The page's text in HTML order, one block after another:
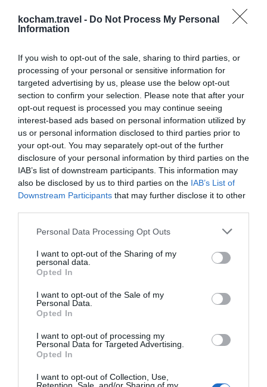
kocham.travel - Do Not Process My Personal
Information
If you wish to opt-out of the sale, sharing to third parties, or
processing of your personal or sensitive information for
targeted advertising by us, please use the below opt-out
section to confirm your selection. Please note that after your
opt-out request is processed you may continue seeing
interest-based ads based on personal information utilized by
us or personal information disclosed to third parties prior to
your opt-out. You may separately opt-out of the further
disclosure of your personal information by third parties on the
IAB’s list of downstream participants. This information may
also be disclosed by us to third parties on the IAB’s List of
Downstream Participants that may further disclose it to other
Personal Data Processing Opt Outs
I want to opt-out of the Sharing of my
personal data.
Opted In
I want to opt-out of the Sale of my
Personal Data.
Opted In
I want to opt-out of processing my
Personal Data for Targeted Advertising.
Opted In
I want to opt-out of Collection, Use,
spotkań i punktem obserwacyjnym. Wieczorami,
mieszkańców, jak i turystów. Stojąc na moście,
można poczuć puls miasta i podziwiać, jak historia
przeplata się tu z nowoczesnością.
Stocznia Tradycyjnych Łodzi
Dhow: Żywe Dziedzictwo Omanu
Muzeum pod gołym niebem
Stocznia dhow w Sur to nie jest zwykły zakład
produkcyjny – to żywe muzeum, gdzie tradycja
szkutnicza przekazywana jest z pokolenia na
pokolenie. To jedno z ostatnich takich miejsc na
statki przy użyciu metod stosowanych od setek lat.
Już od wejścia czuć zapach drewna i smoły, a widok
powstających szkieletów łodzi robi ogromne
Sztuka bez planów i gwoździ
Najbardziej niezwykłe jest to, że te imponujące
technicznych czy projektów. Cała wiedza o
konstrukcji, kształcie kadłuba i łączeniu desek jest w
głowach i rękach mistrzów szkutniczych. Co więcej,